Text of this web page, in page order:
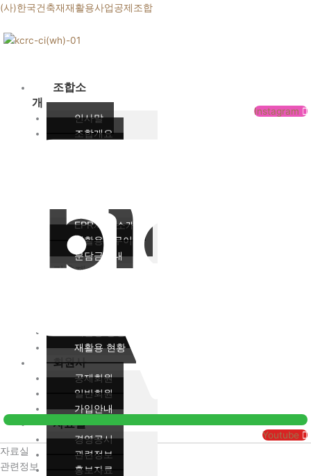
콘
츠
(사)한국건축재재활용사업공제조합
조합소
개
인사말
조합개요
EPR제도 소개
재활용의무이행
분담금안내
건축재
재활용 현황
회원사
공제회원
일반회원
가입안내
자료실
경영공시
관련정보
홍보자료
Instagram
Youtube
자료실
관련정보